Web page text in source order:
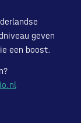
geven
een boost.